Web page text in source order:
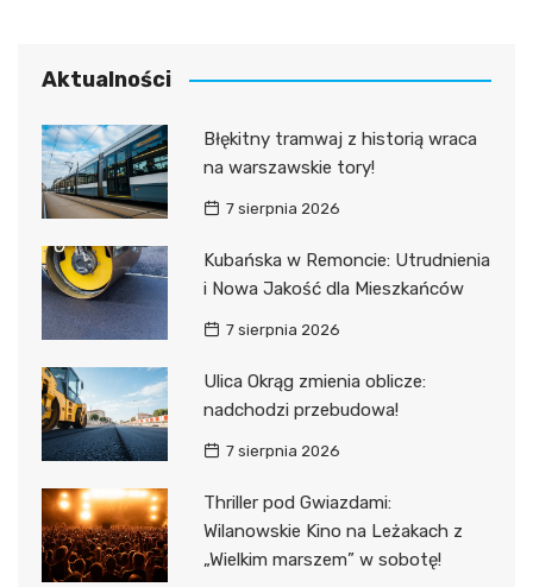
Aktualności
Błękitny tramwaj z historią wraca
na warszawskie tory!
7 sierpnia 2026
Kubańska w Remoncie: Utrudnienia
i Nowa Jakość dla Mieszkańców
7 sierpnia 2026
Ulica Okrąg zmienia oblicze:
nadchodzi przebudowa!
7 sierpnia 2026
Thriller pod Gwiazdami:
Wilanowskie Kino na Leżakach z
„Wielkim marszem” w sobotę!